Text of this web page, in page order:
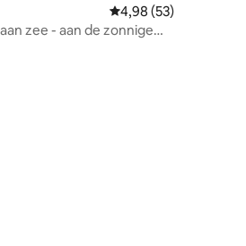
4,88 uit 5, 104 recensies
Gemiddelde
4,98 (53)
zee - aan de zonnige